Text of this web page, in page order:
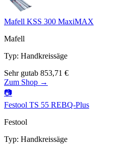
Mafell KSS 300 MaxiMAX
Mafell
Typ: Handkreissäge
Sehr gutab 853,71 €
Zum Shop →
📷
Festool TS 55 REBQ-Plus
Festool
Typ: Handkreissäge